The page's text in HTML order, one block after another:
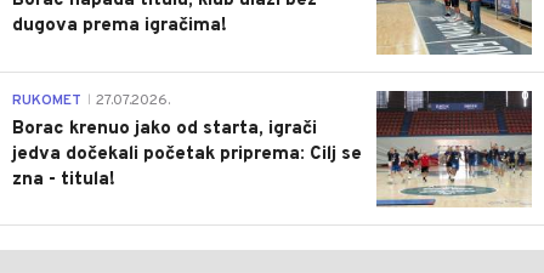
dugova prema igračima!
0
RUKOMET 27.07.2026.
Borac krenuo jako od starta, igrači
jedva dočekali početak priprema: Cilj se
zna - titula!